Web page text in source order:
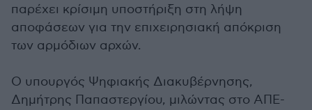
παρέχει κρίσιμη υποστήριξη στη λήψη
αποφάσεων για την επιχειρησιακή απόκριση
των αρμόδιων αρχών.
Ο υπουργός Ψηφιακής Διακυβέρνησης,
Δημήτρης Παπαστεργίου, μιλώντας στο ΑΠΕ-